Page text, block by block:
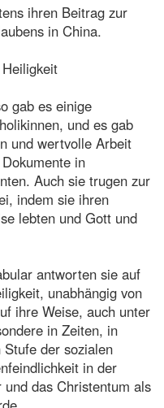
ihren Beitrag zur
in China.
gab es einige
und es gab
und wertvolle Arbeit
in
Auch sie trugen zur
indem sie ihren
lebten und Gott und
antworten sie auf
unabhängig von
ihre Weise, auch unter
in Zeiten, in
der sozialen
in der
das Christentum als